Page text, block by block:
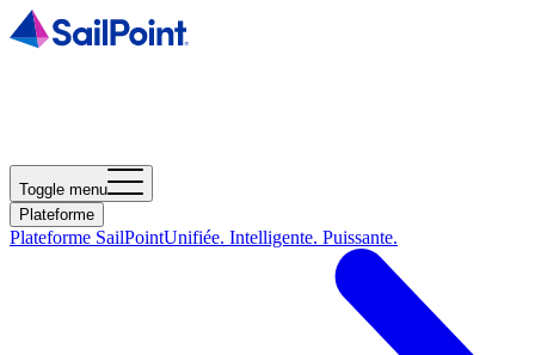
Toggle menu
Plateforme
Plateforme SailPointUnifiée. Intelligente. Puissante.